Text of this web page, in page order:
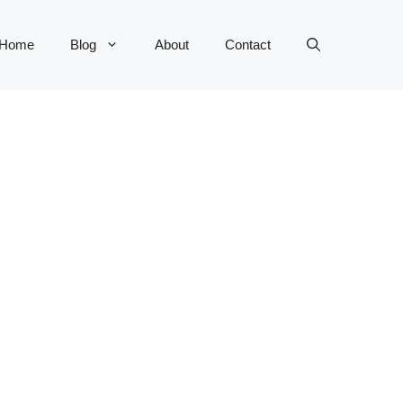
Blog About Contact